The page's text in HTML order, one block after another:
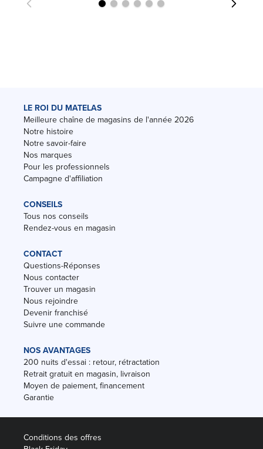
LE ROI DU MATELAS
Meilleure chaîne de magasins de l'année 2026
Notre histoire
Notre savoir-faire
Nos marques
Pour les professionnels
Campagne d'affiliation
CONSEILS
Tous nos conseils
Rendez-vous en magasin
CONTACT
Questions-Réponses
Nous contacter
Trouver un magasin
Nous rejoindre
Devenir franchisé
Suivre une commande
NOS AVANTAGES
200 nuits d'essai : retour, rétractation
Retrait gratuit en magasin, livraison
Moyen de paiement, financement
Garantie
Conditions des offres